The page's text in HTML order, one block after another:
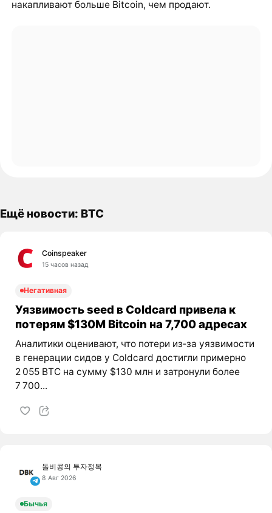
накапливают больше Bitcoin, чем продают.
Ещё новости: BTC
Coinspeaker
15 часов назад
Негативная
Уязвимость seed в Coldcard привела к
потерям $130M Bitcoin на 7,700 адресах
Аналитики оценивают, что потери из‑за уязвимости
в генерации сидов у Coldcard достигли примерно
2 055 BTC на сумму $130 млн и затронули более
7 700...
돌비콩의 투자정복
8 Авг 2026
Бычья